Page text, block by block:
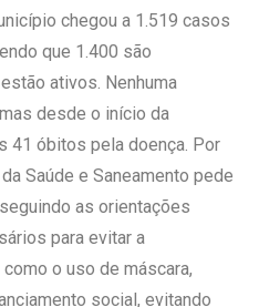
chegou a 1.519 casos
que 1.400 são
ativos. Nenhuma
desde o início da
41 óbitos pela doença. Por
Saúde e Saneamento pede
as orientações
para evitar a
o uso de máscara,
social, evitando